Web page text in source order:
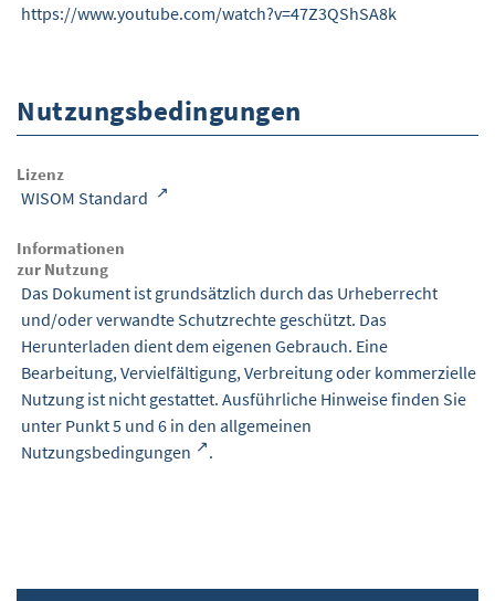
https://www.youtube.com/watch?v=47Z3QShSA8k
Nutzungsbedingungen
Lizenz
WISOM Standard
Informationen
zur Nutzung
Das Dokument ist grundsätzlich durch das Urheberrecht
und/oder verwandte Schutzrechte geschützt. Das
Herunterladen dient dem eigenen Gebrauch. Eine
Bearbeitung, Vervielfältigung, Verbreitung oder kommerzielle
Nutzung ist nicht gestattet. Ausführliche Hinweise finden Sie
unter Punkt 5 und 6 in den allgemeinen
Nutzungsbedingungen
.